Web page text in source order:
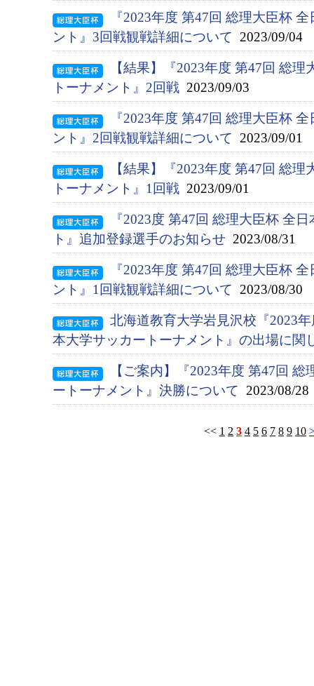
『2023年度 第47回 総理大臣杯
ント』3回戦観戦詳細について 2023/09/04
【結果】『2023年度 第47回 総
トーナメント』2回戦 2023/09/03
『2023年度 第47回 総理大臣杯
ント』2回戦観戦詳細について 2023/09/01
【結果】『2023年度 第47回 総
トーナメント』1回戦 2023/09/01
『2023度 第47回 総理大臣杯 全
ト』追加登録選手のお知らせ 2023/08/31
『2023年度 第47回 総理大臣杯
ント』1回戦観戦詳細について 2023/08/30
北海道教育大学岩見沢校『2023
本大学サッカートーナメント』の出場に関
【ご案内】『2023年度 第47回
ートーナメント』決勝について 2023/08/28
<< 1 2 3 4 5 6 7 8 9 10